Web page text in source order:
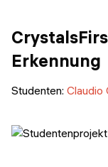
Erkennung
Studenten: Claudio